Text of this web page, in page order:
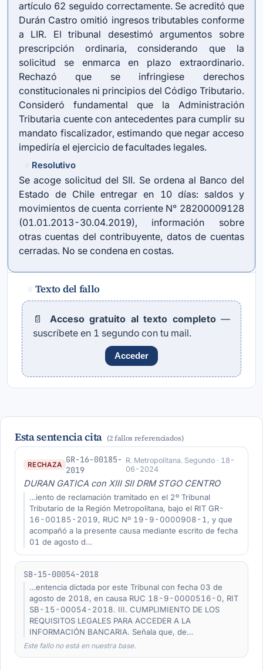
artículo 62 seguido correctamente. Se acreditó que
Durán Castro omitió ingresos tributables conforme
a LIR. El tribunal desestimó argumentos sobre
prescripción ordinaria, considerando que la
solicitud se enmarca en plazo extraordinario.
Rechazó que se infringiese derechos
constitucionales ni principios del Código Tributario.
Consideró fundamental que la Administración
Tributaria cuente con antecedentes para cumplir su
mandato fiscalizador, estimando que negar acceso
impediría el ejercicio de facultades legales.
Resolutivo
Se acoge solicitud del SII. Se ordena al Banco del
Estado de Chile entregar en 10 días: saldos y
movimientos de cuenta corriente N° 28200009128
(01.01.2013-30.04.2019), información sobre
otras cuentas del contribuyente, datos de cuentas
cerradas. No se condena en costas.
# Texto del fallo
📄 Acceso gratuito al texto completo—
suscríbete en 1 segundo con tu mail.
Acceder
Esta sentencia cita (2 fallos referenciados)
RECHAZA GR-16-00185-
2019
R. Metropolitana. Segundo · 18-
06-2024
DURAN GATICA con XIII SII DRM STGO CENTRO
…iento de reclamación tramitado en el 2º Tribunal
Tributario de la Región Metropolitana, bajo el RIT GR-
16-00185-2019, RUC Nº 19-9-0000908-1, y que
acompañó a la presente causa mediante escrito de fecha
01 de agosto d…
SB-15-00054-2018
…entencia dictada por este Tribunal con fecha 03 de
agosto de 2018, en causa RUC 18-9-0000516-0, RIT
SB-15-00054-2018. III. CUMPLIMIENTO DE LOS
REQUISITOS LEGALES PARA ACCEDER A LA
INFORMACIÓN BANCARIA. Señala que, de…
Este fallo no está en nuestra base.